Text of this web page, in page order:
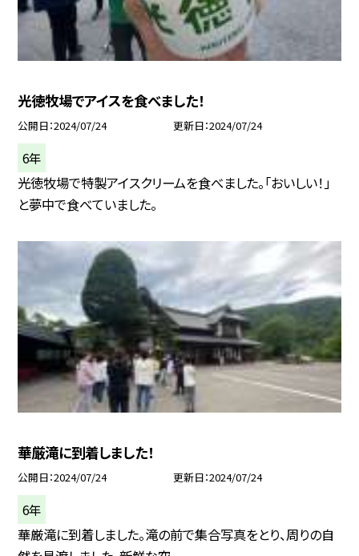
光徳牧場でアイスを食べました！
公開日 2024/07/24 更新日 2024/07/24
6年
光徳牧場で特製アイスクリームを食べました。「おいしい！」
と夢中で食べていました。
華厳滝に到着しました！
公開日 2024/07/24 更新日 2024/07/24
6年
華厳滝に到着しました。滝の前で集合写真をとり、周りの自